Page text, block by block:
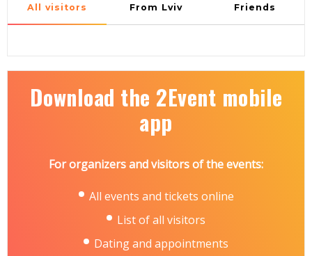
тел.: +38 066 490-07-57
All visitors From Lviv Friends
Download the 2Event mobile
app
For organizers and visitors of the events:
All events and tickets online
List of all visitors
Dating and appointments